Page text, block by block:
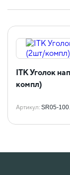
ITK Уголок
компл)
Артикул: SR05-